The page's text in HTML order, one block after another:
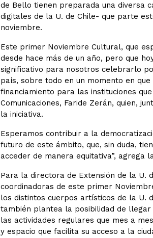
de Bello tienen preparada una diversa
digitales de la U. de Chile- que parte
noviembre.
Este primer Noviembre Cultural, que
desde hace más de un año, pero que
significativo para nosotros celebrarlo
país, sobre todo en un momento en
financiamiento para las instituciones
Comunicaciones, Faride Zerán, quien,
la iniciativa.
Esperamos contribuir a la
futuro de este ámbito, que, sin duda,
acceder de manera equitativa”, agrega
Para la directora de Extensión de la U.
coordinadoras de este primer
los distintos cuerpos artísticos de la U.
también plantea la posibilidad de llegar
las actividades regulares que mes a
y espacio que facilita su acceso a la